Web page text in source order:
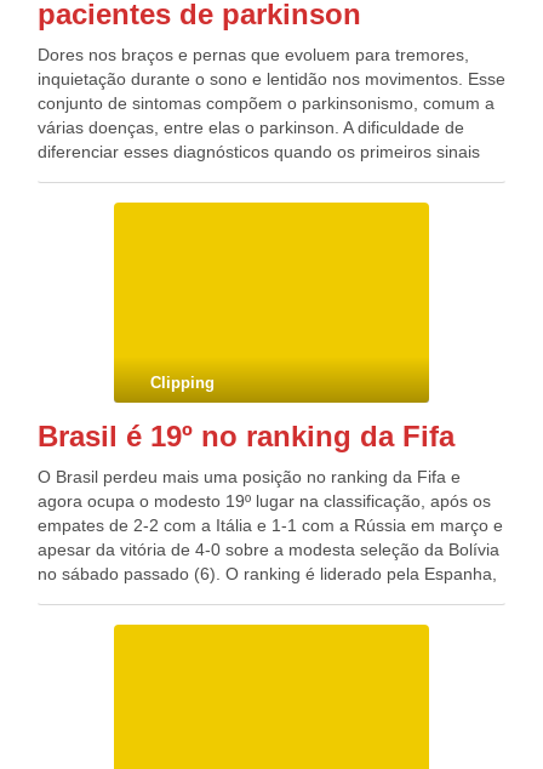
pacientes de parkinson
Dores nos braços e pernas que evoluem para tremores,
inquietação durante o sono e lentidão nos movimentos. Esse
conjunto de sintomas compõem o parkinsonismo, comum a
várias doenças, entre elas o parkinson. A dificuldade de
diferenciar esses diagnósticos quando os primeiros sinais
doença que é lembrada nesta quinta-feira (11), Dia Mundial
movimentos, chamados de parkinsonismo.
Clipping
Brasil é 19º no ranking da Fifa
O Brasil perdeu mais uma posição no ranking da Fifa e
agora ocupa o modesto 19º lugar na classificação, após os
empates de 2-2 com a Itália e 1-1 com a Rússia em março e
apesar da vitória de 4-0 sobre a modesta seleção da Bolívia
no sábado passado (6). O ranking é liderado pela Espanha,
Croácia, que subiu cinco posições e agora ocupa o quarto